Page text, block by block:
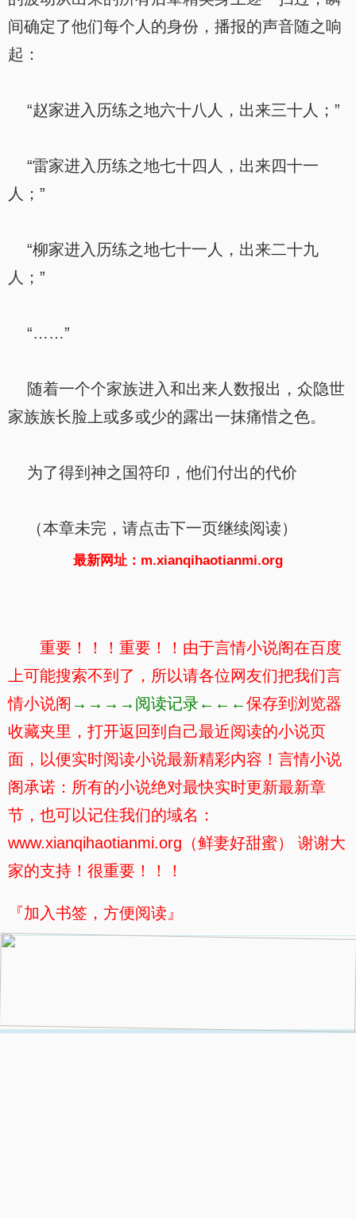
间确定了他们每个人的身份，播报的声音随之响
起：
“赵家进入历练之地六十八人，出来三十人；”
“雷家进入历练之地七十四人，出来四十一
人；”
“柳家进入历练之地七十一人，出来二十九
人；”
“……”
随着一个个家族进入和出来人数报出，众隐世
家族族长脸上或多或少的露出一抹痛惜之色。
为了得到神之国符印，他们付出的代价
（本章未完，请点击下一页继续阅读）
最新网址：m.xianqihaotianmi.org
重要！！！重要！！由于言情小说阁在百度
上可能搜索不到了，所以请各位网友们把我们言
情小说阁 →→→→阅读记录←←←保存到浏览器
收藏夹里，打开返回到自己最近阅读的小说页
面，以便实时阅读小说最新精彩内容！言情小说
阁承诺：所有的小说绝对最快实时更新最新章
节，也可以记住我们的域名：
www.xianqihaotianmi.org（鲜妻好甜蜜） 谢谢大
家的支持！很重要！！！
『加入书签，方便阅读』
.